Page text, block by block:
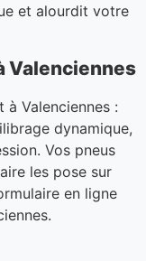
et alourdit votre
Valenciennes
à Valenciennes :
dynamique,
Vos pneus
les pose sur
en ligne